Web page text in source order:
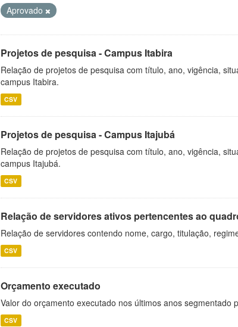
Aprovado
Projetos de pesquisa - Campus Itabira
Relação de projetos de pesquisa com título, ano, vigência,
campus Itabira.
CSV
Projetos de pesquisa - Campus Itajubá
Relação de projetos de pesquisa com título, ano, vigência,
campus Itajubá.
CSV
Relação de servidores ativos pertencentes ao
Relação de servidores contendo nome, cargo, titulação,
CSV
Orçamento executado
Valor do orçamento executado nos últimos anos segmentado
CSV